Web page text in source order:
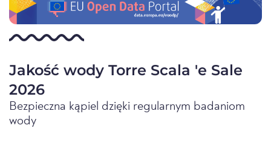
Jakość wody Torre Scala 'e Sale
2026
Bezpieczna kąpiel dzięki regularnym badaniom
wody